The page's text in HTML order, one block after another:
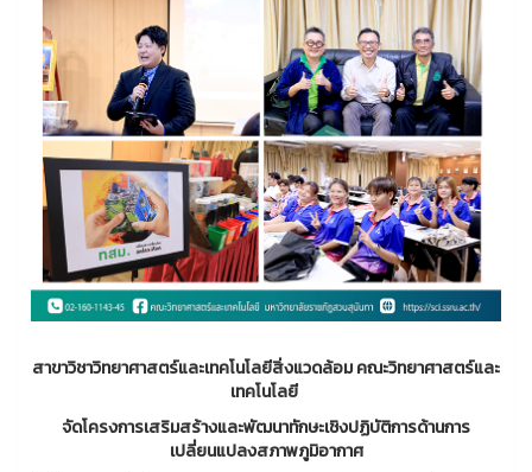
สาขาวิชาวิทยาศาสตร์และเทคโนโลยีสิ่งแวดล้อม คณะวิทยาศาสตร์และ
เทคโนโลยี
จัดโครงการเสริมสร้างและพัฒนาทักษะเชิงปฏิบัติการด้านการ
เปลี่ยนแปลงสภาพภูมิอากาศ